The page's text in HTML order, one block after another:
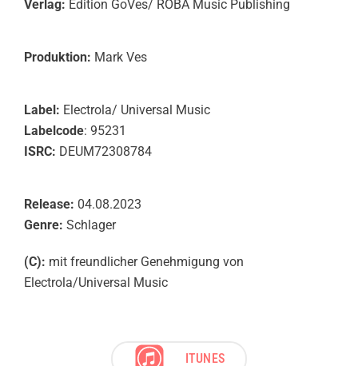
Verlag: Edition GoVes/ ROBA Music Publishing
Produktion: Mark Ves
Label: Electrola/ Universal Music
Labelcode: 95231
ISRC: DEUM72308784
Release: 04.08.2023
Genre: Schlager
(C): mit freundlicher Genehmigung von
Electrola/Universal Music
ITUNES